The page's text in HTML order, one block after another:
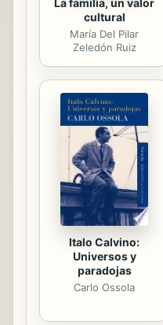
cultural
María Del Pilar
Zeledón Ruiz
Italo Calvino:
Universos y
paradojas
Carlo Ossola